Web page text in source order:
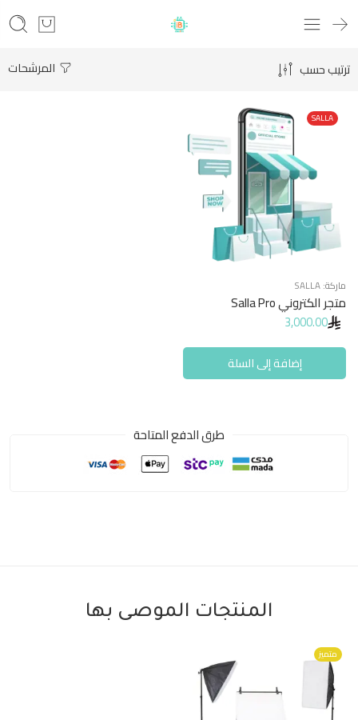
المرشحات ترتيب حسب
SALLA
ماركة:SALLA
متجر الكتروني Salla Pro
3,000.00
إضافة إلى السلة
طرق الدفع المتاحة
المنتجات الموصى بها
متميز